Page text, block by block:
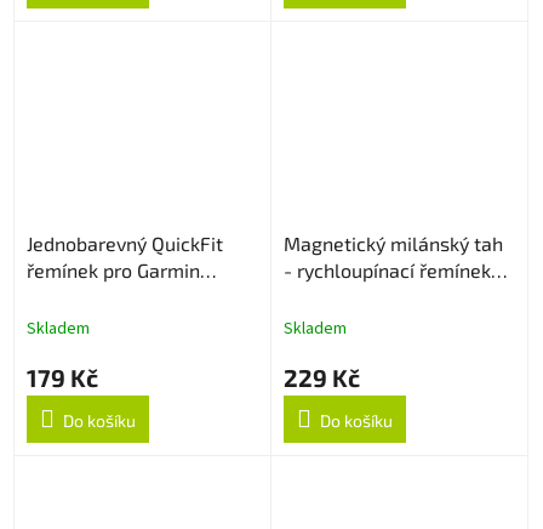
Jednobarevný QuickFit
řemínek pro Garmin
Skladem
179 Kč
Do košíku
Magnetický milánský tah
- rychloupínací řemínek
Skladem
229 Kč
Do košíku